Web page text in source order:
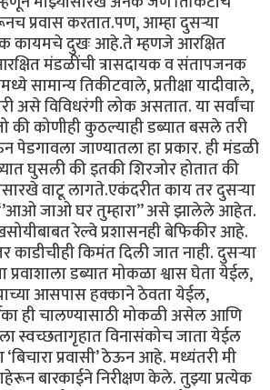
प्रवास करतात.पण, आम्हा दुसऱ्या
कायमचे दुखः आहे.ते म्हणजे आरक्षित
मंडळींची त्रासदायक व संतापजनक
सामान्य तिकीटवाले, प्रतीक्षा यादीवाले,
असे विविधरंगी लोक असतात. या सर्वांचा
कोणीही कुठल्याही डब्यात बसले तरी
जाण्यातला हा प्रकार. ही मंडळी
घुसली की इतकी शिरजोर होतात की
वाटू लागते.एकंदरीत काय तर दुसऱ्या
जाओ घर तुम्हारा’’ असे झालेले आहेत.
रेल्वे प्रशासनही बेफिकीर आहे.
काडीचीही किमंत दिली जात नाही. दुसऱ्या
डब्यात मोकळा श्वास घेता येईल,
आसपास हक्काने ठेवता येईल,
ही चालण्यासाठी मोकळी असेल आणि
स्वच्छतागृहात विनासंकोच जाता येईल
प्रवासी’ ठेऊन आहे. मध्यंतरी मी
बारकाईने निरीक्षण केले. तुझ्या प्रत्येक